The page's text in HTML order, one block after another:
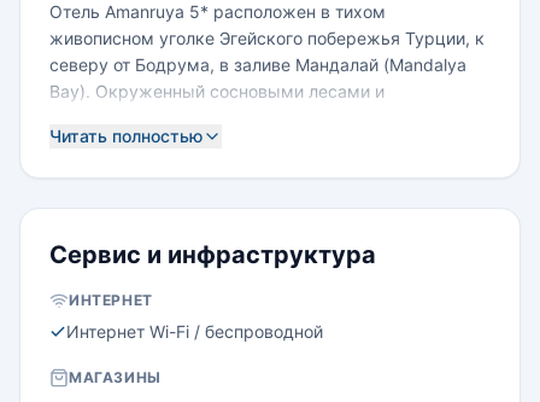
Отель Amanruya 5* расположен в тихом
живописном уголке Эгейского побережья Турции, к
северу от Бодрума, в заливе Мандалай (Mandalya
Bay). Окруженный сосновыми лесами и
у подножия которого находится собственный
использованы средиземноморские и турецкие
дерева, кровати украшены балдахинами из легких
светлых тканей, в каждом коттедже установлены
растопить как в помещении, так и на открытой
Читать полностью
Сервис и инфраструктура
ИНТЕРНЕТ
Интернет Wi-Fi / беспроводной
МАГАЗИНЫ